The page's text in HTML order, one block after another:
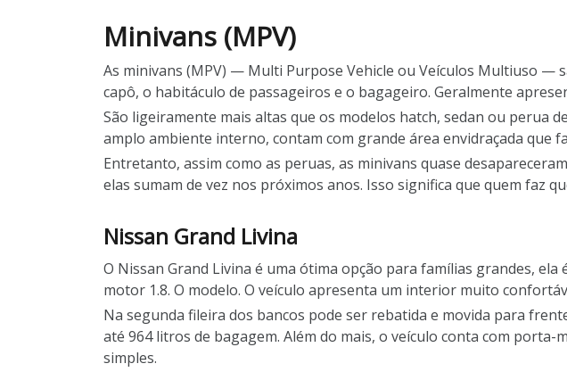
Minivans (MPV)
As minivans (MPV) — Multi Purpose Vehicle ou Veículos Multiuso —
capô, o habitáculo de passageiros e o bagageiro. Geralmente
São ligeiramente mais altas que os modelos hatch, sedan ou perua
amplo ambiente interno, contam com grande área envidraçada que
Entretanto, assim como as peruas, as minivans quase
elas sumam de vez nos próximos anos. Isso significa que quem faz
Nissan Grand Livina
O Nissan Grand Livina é uma ótima opção para famílias grandes,
motor 1.8. O modelo. O veículo apresenta um interior muito
Na segunda fileira dos bancos pode ser rebatida e movida para
até 964 litros de bagagem. Além do mais, o veículo conta com
simples.